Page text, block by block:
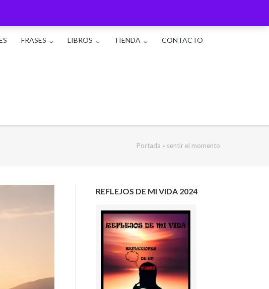
FRASES LIBROS TIENDA CONTACTO
Portada » sentir el momento
REFLEJOS DE MI VIDA 2024